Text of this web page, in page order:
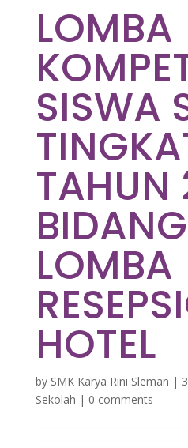
LOMBA
SISWA
TAHUN
BIDANG
LOMBA
HOTEL
by SMK Karya Rini Sleman |
Sekolah | 0 comments